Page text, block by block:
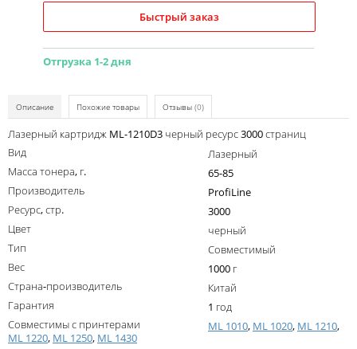
HP
IBM
Kodak
Kyocera
Lexmark
OKI
Panasonic
Sharp
Toshiba
Xerox
Быстрый заказ
Отгрузка 1-2 дня
Описание Похожие товары Отзывы (0)
Лазерный картридж ML-1210D3 черный ресурс 3000 страниц
Вид
Лазерный
Масса тонера, г.
65-85
Производитель
ProfiLine
Ресурс, стр.
3000
Цвет
черный
Тип
Совместимый
Вес
1000 г
Страна-производитель
Китай
Гарантия
1 год
Совместимы с принтерами
ML 1010, ML 1020, ML 1210,
ML 1220, ML 1250, ML 1430